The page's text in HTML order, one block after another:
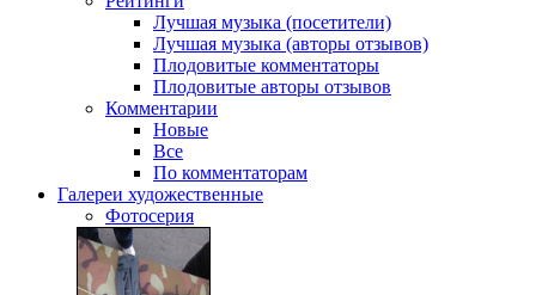
Лучшая музыка (посетители)
Лучшая музыка (авторы отзывов)
Плодовитые комментаторы
Плодовитые авторы отзывов
Комментарии
Новые
Все
По комментаторам
Галереи художественные
Фотосерия